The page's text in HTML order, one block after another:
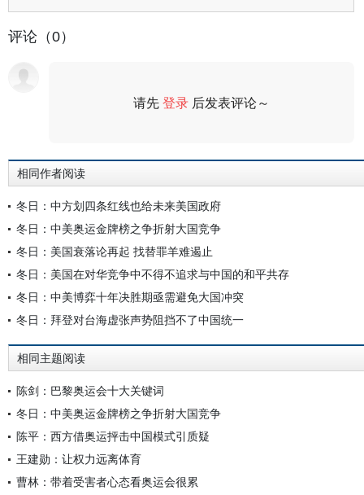
评论（0）
请先登录 后发表评论～
相同作者阅读
冬日：中方划四条红线也给未来美国政府
冬日：中美奥运金牌榜之争折射大国竞争
冬日：美国衰落论再起 找替罪羊难遏止
冬日：美国在对华竞争中不得不追求与中国的和平共存
冬日：中美博弈十年决胜期亟需避免大国冲突
冬日：拜登对台海虚张声势阻挡不了中国统一
相同主题阅读
陈剑：巴黎奥运会十大关键词
冬日：中美奥运金牌榜之争折射大国竞争
陈平：西方借奥运抨击中国模式引质疑
王建勋：让权力远离体育
曹林：带着受害者心态看奥运会很累